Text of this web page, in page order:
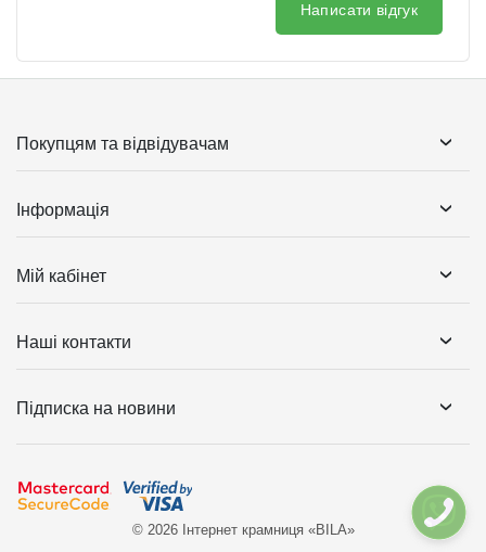
Написати відгук
Покупцям та відвідувачам
Інформація
Мій кабінет
Наші контакти
Підписка на новини
© 2026 Інтернет крамниця «BILA»